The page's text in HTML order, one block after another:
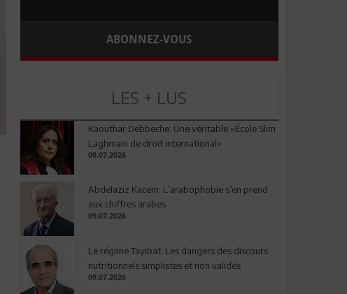
ABONNEZ-VOUS
LES + LUS
Kaouthar Debbeche: Une véritable «École Slim
Laghmani de droit international»
09.07.2026
Abdelaziz Kacem: L’arabophobie s’en prend
aux chiffres arabes
09.07.2026
Le régime Tayibat: Les dangers des discours
nutritionnels simplistes et non validés
09.07.2026